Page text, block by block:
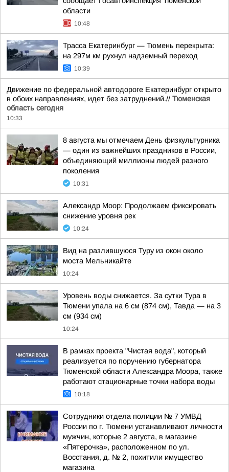
области
10:48
Трасса Екатеринбург — Тюмень перекрыта:
на 297м км рухнул надземный переход
10:39
Движение по федеральной автодороге Екатеринбург открыто
в обоих направлениях, идет без затруднений.// Тюменская
область сегодня
10:33
8 августа мы отмечаем День физкультурника
— один из важнейших праздников в России,
объединяющий миллионы людей разного
поколения
10:31
Александр Моор: Продолжаем фиксировать
снижение уровня рек
10:24
Вид на разлившуюся Туру из окон около
моста Мельникайте
10:24
Уровень воды снижается. За сутки Тура в
Тюмени упала на 6 см (874 см), Тавда — на 3
см (934 см)
10:24
В рамках проекта "Чистая вода", который
реализуется по поручению губернатора
Тюменской области Александра Моора, также
работают стационарные точки набора воды
10:18
Сотрудники отдела полиции № 7 УМВД
России по г. Тюмени устанавливают личности
мужчин, которые 2 августа, в магазине
«Пятерочка», расположенном по ул.
Восстания, д. № 2, похитили имущество
магазина